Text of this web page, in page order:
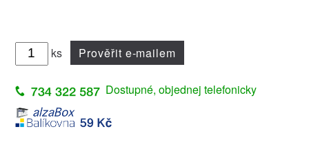
ks Prověřit e-mailem
Dostupné, objednej telefonicky